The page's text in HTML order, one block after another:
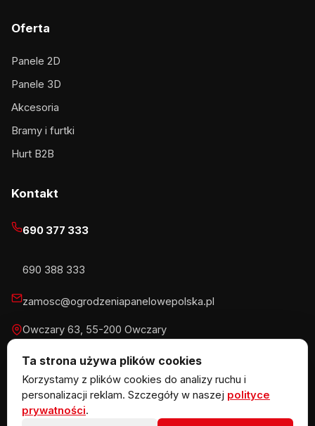
Ta strona używa plików cookies
Korzystamy z plików cookies do analizy ruchu i
personalizacji reklam. Szczegóły w naszej polityce
prywatności.
Oferta
Panele 2D
Panele 3D
Akcesoria
Bramy i furtki
Hurt B2B
Kontakt
690 377 333
690 388 333
zamosc@ogrodzeniapanelowepolska.pl
Owczary 63, 55-200 Owczary
Pn-Pt 8-16, Sb 8-13:30
© 2026 KOW MET Marlena Kowalska · NIP 5291746970 ·